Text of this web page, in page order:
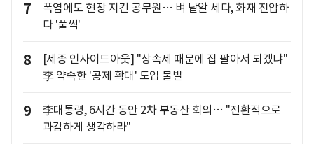
7
폭염에도 현장 지킨 공무원… 벼 낱알 세다, 화재 진압하
다 '풀썩'
8
[세종 인사이드아웃] "상속세 때문에 집 팔아서 되겠냐"
李 약속한 '공제 확대' 도입 불발
9
李대통령, 6시간 동안 2차 부동산 회의… "전환적으로
과감하게 생각하라"